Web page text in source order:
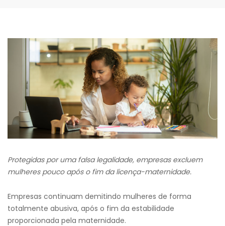
Protegidas por uma falsa legalidade, empresas excluem
mulheres pouco após o fim da licença-maternidade.
Empresas continuam demitindo mulheres de forma
totalmente abusiva, após o fim da estabilidade
proporcionada pela maternidade.